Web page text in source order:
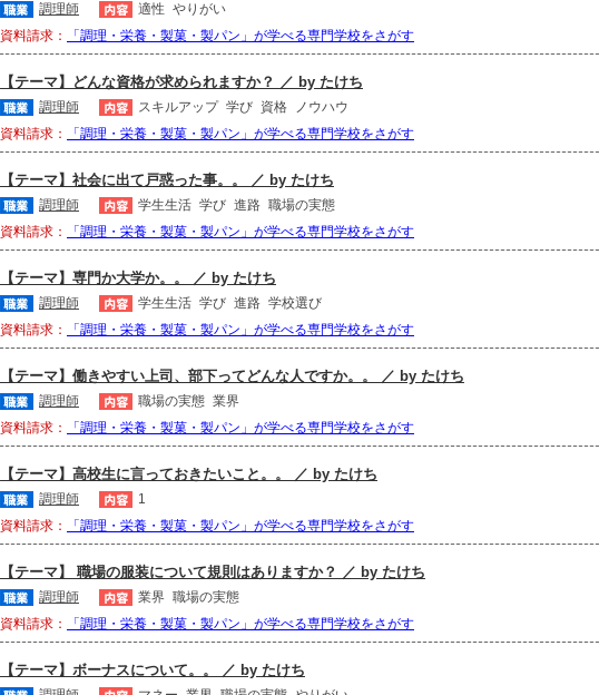
調理師 適性 やりがい
資料請求：
「調理・栄養・製菓・製パン」が学べる専門学校をさがす
【テーマ】どんな資格が求められますか？ ／ by たけち
調理師 スキルアップ 学び 資格
ノウハウ
資料請求：
「調理・栄養・製菓・製パン」が学べる専門学校をさがす
【テーマ】社会に出て戸惑った事。。 ／ by たけち
調理師 学生生活 学び 進路 職場の実態
資料請求：
「調理・栄養・製菓・製パン」が学べる専門学校をさがす
【テーマ】専門か大学か。。 ／ by たけち
調理師 学生生活 学び 進路 学校選び
資料請求：
「調理・栄養・製菓・製パン」が学べる専門学校をさがす
【テーマ】働きやすい上司、部下ってどんな人ですか。。 ／ by たけち
調理師 職場の実態 業界
資料請求：
「調理・栄養・製菓・製パン」が学べる専門学校をさがす
【テーマ】高校生に言っておきたいこと。。 ／ by たけち
調理師
1
資料請求：
「調理・栄養・製菓・製パン」が学べる専門学校をさがす
【テーマ】 職場の服装について規則はありますか？ ／ by たけち
調理師 業界 職場の実態
資料請求：
「調理・栄養・製菓・製パン」が学べる専門学校をさがす
【テーマ】ボーナスについて。。 ／ by たけち